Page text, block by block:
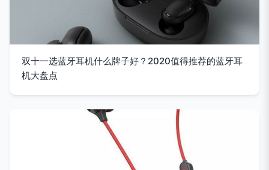
双十一选蓝牙耳机什么牌子好？2020值得推荐的蓝牙耳
机大盘点